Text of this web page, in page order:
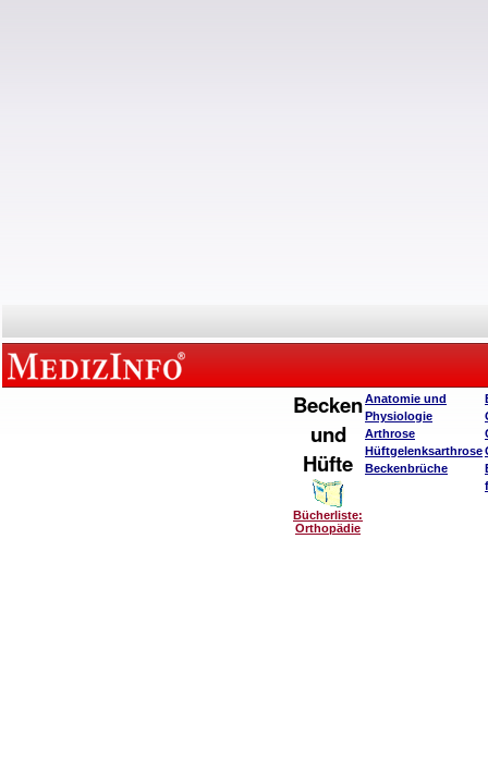
Becken
und
Hüfte
Bücherliste:
Orthopädie
Anatomie und
Physiologie
Arthrose
Hüftgelenksarthrose
Beckenbrüche